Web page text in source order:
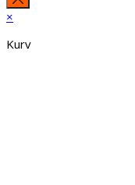
×
Kurv